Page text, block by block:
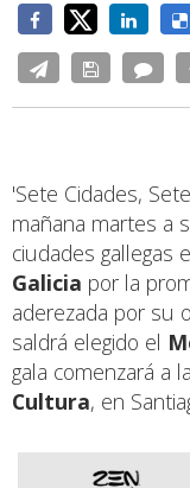
'Sete Cidades,
mañana martes a
ciudades gallegas
Galicia por la
aderezada por su
saldrá elegido el
gala comenzará a
Cultura, en